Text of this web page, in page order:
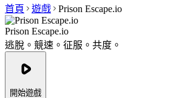
首頁
遊戲 Prison Escape.io
Prison Escape.io
逃脫。競速。征服。共度。
開始遊戲